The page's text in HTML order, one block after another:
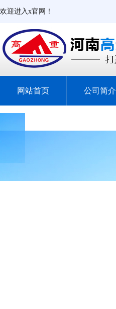
欢迎进入x官网！
网站首页 公司简介